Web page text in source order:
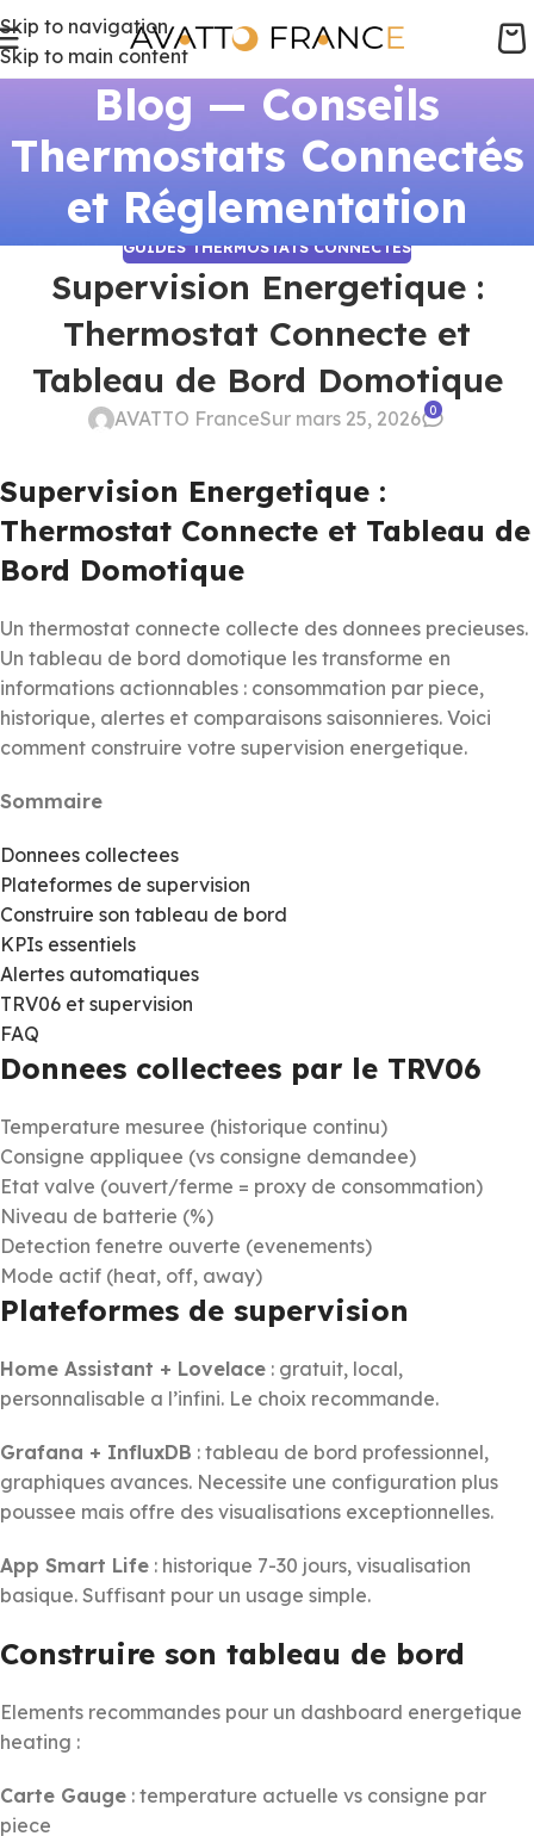
Skip to navigation
Skip to main content
Blog — Conseils
Thermostats Connectés
et Réglementation
GUIDES THERMOSTATS CONNECTÉS
Supervision Energetique :
Thermostat Connecte et
Tableau de Bord Domotique
AVATTO FranceSur mars 25, 2026 0
Supervision Energetique :
Thermostat Connecte et Tableau de
Bord Domotique
Un thermostat connecte collecte des donnees precieuses.
Un tableau de bord domotique les transforme en
informations actionnables : consommation par piece,
historique, alertes et comparaisons saisonnieres. Voici
comment construire votre supervision energetique.
Sommaire
Donnees collectees
Plateformes de supervision
Construire son tableau de bord
KPIs essentiels
Alertes automatiques
TRV06 et supervision
FAQ
Donnees collectees par le TRV06
Temperature mesuree (historique continu)
Consigne appliquee (vs consigne demandee)
Etat valve (ouvert/ferme = proxy de consommation)
Niveau de batterie (%)
Detection fenetre ouverte (evenements)
Mode actif (heat, off, away)
Plateformes de supervision
Home Assistant + Lovelace : gratuit, local,
personnalisable a l’infini. Le choix recommande.
Grafana + InfluxDB : tableau de bord professionnel,
graphiques avances. Necessite une configuration plus
poussee mais offre des visualisations exceptionnelles.
App Smart Life : historique 7-30 jours, visualisation
basique. Suffisant pour un usage simple.
Construire son tableau de bord
Elements recommandes pour un dashboard energetique
heating :
Carte Gauge : temperature actuelle vs consigne par
piece